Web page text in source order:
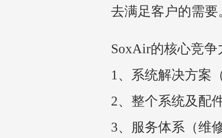
去满足客户的需要
SoxAir的核心竞争
1、系统解决方案
2、整个系统及配
3、服务体系（维